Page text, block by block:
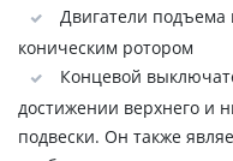
Двигатели
коническим ротором
Концевой
достижении верхнего и
подвески. Он также